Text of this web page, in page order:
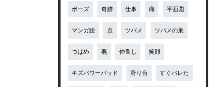
ポーズ 奇跡 仕事 職 平面図
マンガ絵 点 ツバメ ツバメの巣
つばめ 燕 仲良し 笑顔
キズパワーパッド 滑り台 すぐバレた